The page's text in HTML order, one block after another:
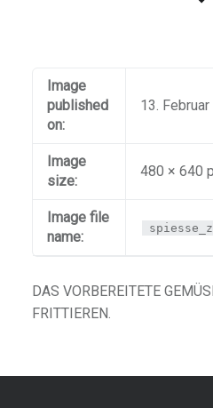
Image
published
on:
13.
Image
size:
480 × 640
Image file
name:
DAS VORBEREITETE
FRITTIEREN.